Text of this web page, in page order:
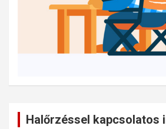
Halőrzéssel kapcsolatos